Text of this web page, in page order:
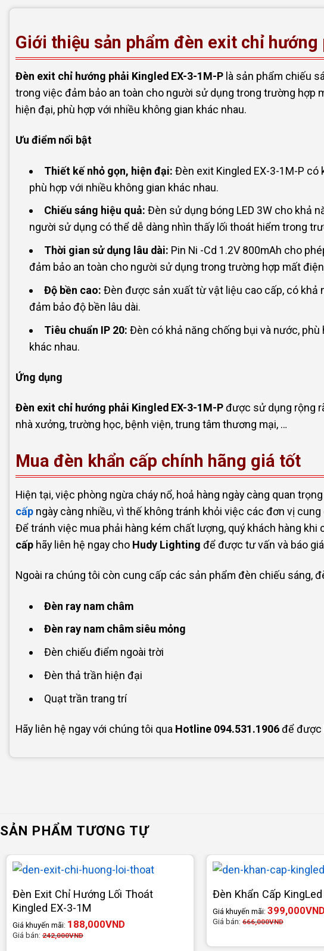
Giới thiệu sản phẩm đèn exit chỉ
Đèn exit chỉ hướng phải Kingled EX-3-1M-P là sản phẩm chiếu
trong việc đảm bảo an toàn cho người sử dụng trong trường hợp
hiện đại, phù hợp với nhiều không gian khác nhau.
Ưu điểm nổi bật
Thiết kế nhỏ gọn, hiện đại: Đèn exit Kingled EX-3-1M-P có
phù hợp với nhiều không gian khác nhau.
Chiếu sáng hiệu quả: Đèn sử dụng bóng LED 3W cho khả
người sử dụng có thể dễ dàng nhìn thấy lối thoát hiểm trong
Thời gian sử dụng lâu dài: Pin Ni -Cd 1.2V 800mAh cho
đảm bảo an toàn cho người sử dụng trong trường hợp mất
Độ bền cao: Đèn được sản xuất từ vật liệu cao cấp, có khả
đảm bảo độ bền lâu dài.
Tiêu chuẩn IP 20: Đèn có khả năng chống bụi và nước,
khác nhau.
Ứng dụng
Đèn exit chỉ hướng phải Kingled EX-3-1M-Pđược sử dụng rộng
nhà xưởng, trường học, bệnh viện, trung tâm thương mại, …
Mua đèn khẩn cấp chính hãng giá tốt
Hiện tại, việc phòng ngừa cháy nổ, hoả hàng ngày càng quan
cấp ngày càng nhiều, vì thế không tránh khỏi việc các đơn vị
Để tránh việc mua phải hàng kém chất lượng, quý khách hàng khi
cấp hãy liên hệ ngay cho Hudy Lighting để được tư vấn và báo
Ngoài ra chúng tôi còn cung cấp các sản phẩm đèn chiếu sáng,
Đèn ray nam châm
Đèn ray nam châm siêu mỏng
Đèn chiếu điểm ngoài trời
Đèn thả trần hiện đại
Quạt trần trang trí
Hãy liên hệ ngay với chúng tôi qua Hotline 094.531.1906để được
SẢN PHẨM TƯƠNG TỰ
Đèn Exit Chỉ Hướng Lối Thoát
Kingled EX-3-1M
Giá khuyến mãi: 188,000VND
Giá bán:242,000VND
Đèn Khẩn Cấp
Giá khuyến mãi: 399,000VND
Giá bán:666,000VND